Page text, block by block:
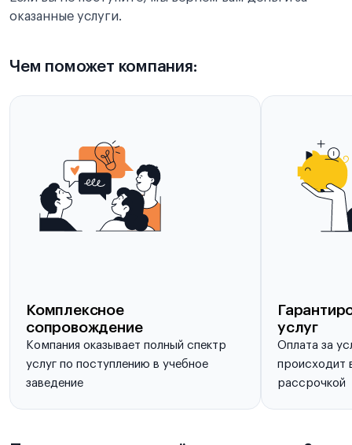
оказанные услуги.
Чем поможет компания:
Комплексное
сопровождение
Компания оказывает полный спектр
услуг по поступлению в учебное
заведение
услуг
Оплата за
происходит
рассрочкой